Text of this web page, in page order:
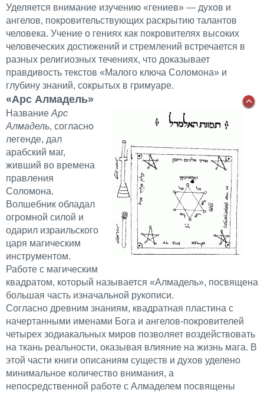
Уделяется внимание изучению «гениев» — духов и
ангелов, покровительствующих раскрытию талантов
человека. Учение о гениях как покровителях высоких
человеческих достижений и стремлений встречается в
разных религиозных течениях, что доказывает
правдивость текстов «Малого ключа Соломона» и
глубину знаний, сокрытых в гримуаре.
«Арс Алмадель»
Название Арс
Алмадель, согласно
легенде, дал
арабский маг,
живший во времена
правления
Соломона.
Волшебник обладал
огромной силой и
одарил израильского
царя магическим
инструментом.
Работе с магическим
квадратом, который называется «Алмадель», посвящена
большая часть изначальной рукописи.
Согласно древним знаниям, квадратная пластина с
начертанными именами Бога и ангелов-покровителей
четырех зодиакальных миров позволяет воздействовать
на ткань реальности, оказывая влияние на жизнь мага. В
этой части книги описаниям существ и духов уделено
минимальное количество внимания, а
непосредственной работе с Алмаделем посвящены